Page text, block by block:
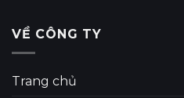
VỀ CÔNG TY
Trang chủ